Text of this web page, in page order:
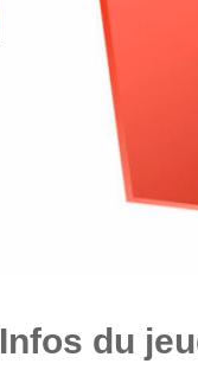
Infos du